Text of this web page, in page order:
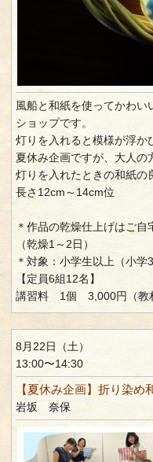
風船と和紙を使ってかわい
ショップです。
灯りを入れると模様が浮か
夏休み企画ですが、大人の
灯りを入れたときの和紙の
長さ12cm～14cm位
＊作品の乾燥仕上げはご自
（乾燥1～2日）
＊対象：小学生以上（小学
【定員6組12名】
講習料 1個 3,000円（教
8月22日（土）
13:00〜14:30
【夏休み企画】折り染め
岩坂 奈保